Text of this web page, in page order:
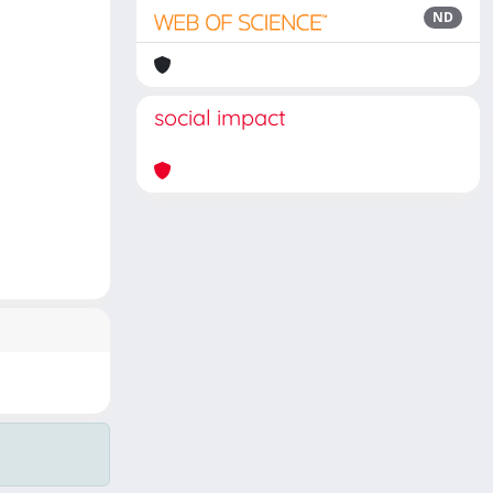
ND
social impact